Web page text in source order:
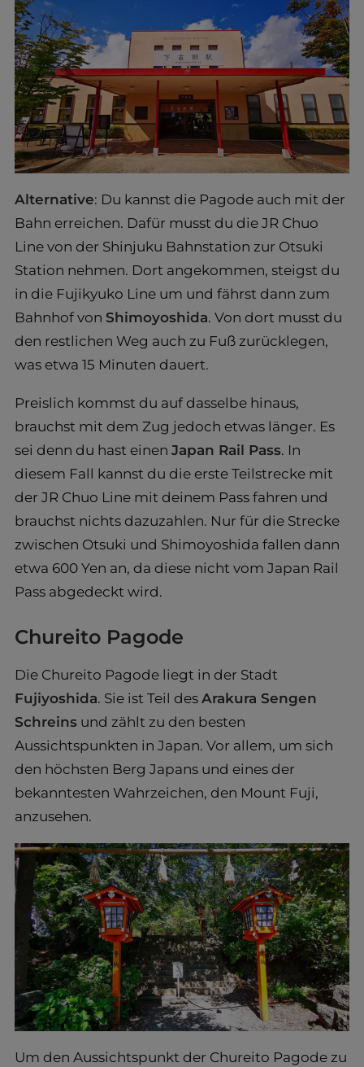
Alternative: Du kannst die Pagode auch mit der
Bahn erreichen. Dafür musst du die JR Chuo
Line von der Shinjuku Bahnstation zur Otsuki
Station nehmen. Dort angekommen, steigst du
in die Fujikyuko Line um und fährst dann zum
Bahnhof von Shimoyoshida. Von dort musst du
den restlichen Weg auch zu Fuß zurücklegen,
was etwa 15 Minuten dauert.
Preislich kommst du auf dasselbe hinaus,
brauchst mit dem Zug jedoch etwas länger. Es
sei denn du hast einen Japan Rail Pass. In
diesem Fall kannst du die erste Teilstrecke mit
der JR Chuo Line mit deinem Pass fahren und
brauchst nichts dazuzahlen. Nur für die Strecke
zwischen Otsuki und Shimoyoshida fallen dann
etwa 600 Yen an, da diese nicht vom Japan Rail
Pass abgedeckt wird.
Chureito Pagode
Die Chureito Pagode liegt in der Stadt
Fujiyoshida. Sie ist Teil des Arakura Sengen
Schreins und zählt zu den besten
Aussichtspunkten in Japan. Vor allem, um sich
den höchsten Berg Japans und eines der
bekanntesten Wahrzeichen, den Mount Fuji,
anzusehen.
Um den Aussichtspunkt der Chureito Pagode zu